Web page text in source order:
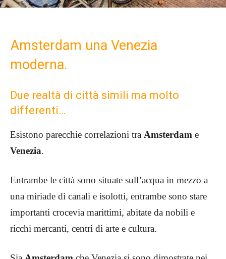
Amsterdam una Venezia
moderna.
Due realtà di città simili ma molto
differenti…
Esistono parecchie correlazioni tra Amsterdam e
Venezia.
Entrambe le città sono situate sull’acqua in mezzo a
una miriade di canali e isolotti, entrambe sono stare
importanti crocevia marittimi, abitate da nobili e
ricchi mercanti, centri di arte e cultura.